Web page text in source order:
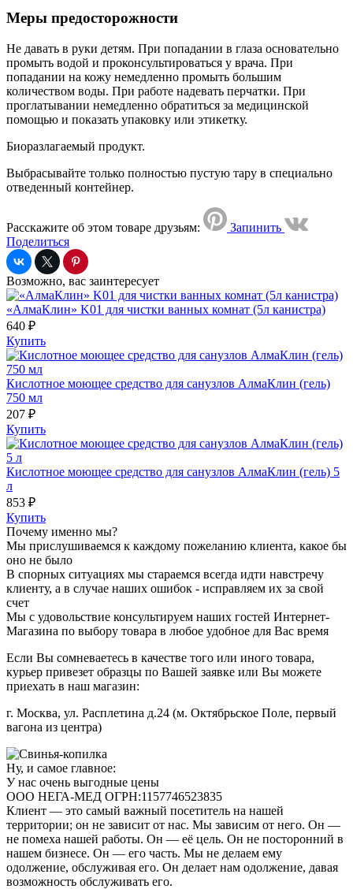
Меры предосторожности
Не давать в руки детям. При попадании в глаза основательно
промыть водой и проконсультироваться у врача. При
попадании на кожу немедленно промыть большим
количеством воды. При работе надевать перчатки. При
проглатывании немедленно обратиться за медицинской
помощью и показать упаковку или этикетку.
Биоразлагаемый продукт.
Выбрасывайте только полностью пустую тару в специально
отведенный контейнер.
Расскажите об этом товаре друзьям:
Запинить
Поделиться
Возможно, вас заинтересует
«АлмаКлин» K01 для чистки ванных комнат (5л канистра)
640 ₽
Купить
Кислотное моющее средство для санузлов АлмаКлин (гель)
750 мл
207 ₽
Купить
Кислотное моющее средство для санузлов АлмаКлин (гель) 5
л
853 ₽
Купить
Почему именно мы?
Мы прислушиваемся к каждому пожеланию клиента, какое бы
оно не было
В спорных ситуациях мы стараемся всегда идти навстречу
клиенту, а в случае наших ошибок - исправляем их за свой
счет
Мы с удовольствие консультируем наших гостей Интернет-
Магазина по выбору товара в любое удобное для Вас время
Если Вы сомневаетесь в качестве того или иного товара,
курьер привезет образцы по Вашей заявке или Вы можете
приехать в наш магазин:
г. Москва, ул. Расплетина д.24 (м. Октябрьское Поле, первый
вагона из центра)
Ну, и самое главное:
У нас очень выгодные цены
ООО НЕГА-МЕД ОГРН:1157746523835
Клиент — это самый важный посетитель на нашей
территории; он не зависит от нас. Мы зависим от него. Он —
не помеха нашей работы. Он — её цель. Он не посторонний в
нашем бизнесе. Он — его часть. Мы не делаем ему
одолжение, обслуживая его. Он делает нам одолжение, давая
возможность обслуживать его.